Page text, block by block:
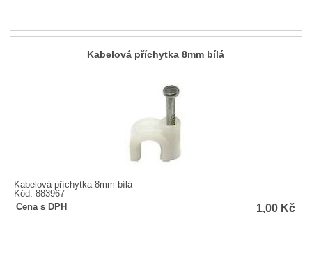
Kabelová příchytka 8mm bílá
Kabelová příchytka 8mm bílá
Kód: 883967
Cena s DPH
1,00 Kč